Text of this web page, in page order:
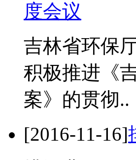
度会议
吉林省环保
积极推进《
案》的贯彻..
[2016-11-16]